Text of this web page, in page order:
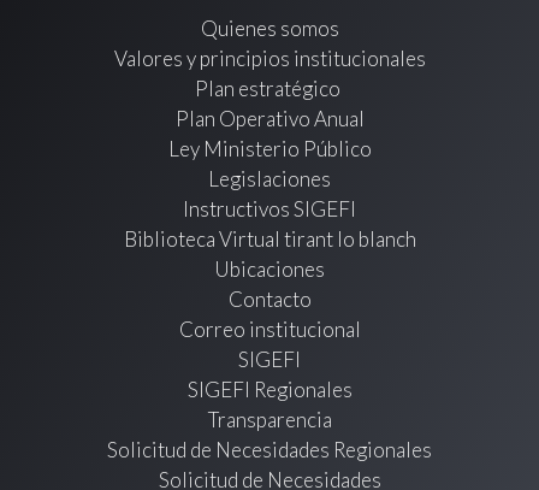
Quienes somos
Valores y principios institucionales
Plan estratégico
Plan Operativo Anual
Ley Ministerio Público
Legislaciones
Instructivos SIGEFI
Biblioteca Virtual tirant lo blanch
Ubicaciones
Contacto
Correo institucional
SIGEFI
SIGEFI Regionales
Transparencia
Solicitud de Necesidades Regionales
Solicitud de Necesidades